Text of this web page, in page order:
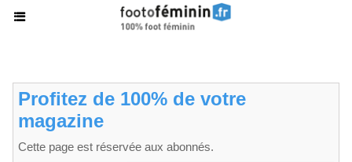
Profitez de 100% de votre
magazine
Cette page est réservée aux abonnés.